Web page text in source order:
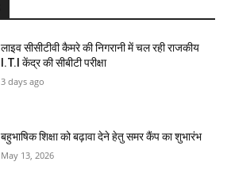
लाइव सीसीटीवी कैमरे की निगरानी में चल रही राजकीय
I.T.I केंद्र की सीबीटी परीक्षा
3 days ago
बहुभाषिक शिक्षा को बढ़ावा देने हेतु समर कैंप का शुभारंभ
May 13, 2026